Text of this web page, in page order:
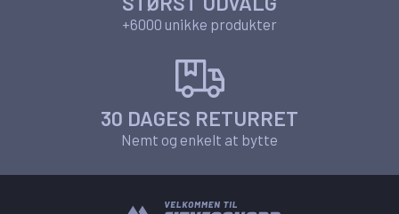
+6000 unikke produkter
30 DAGES RETURRET
Nemt og enkelt at bytte